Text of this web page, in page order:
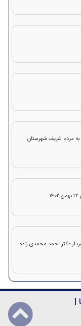
به مردم شریف شهرستان
دکتر احمد محمدی زاده
|